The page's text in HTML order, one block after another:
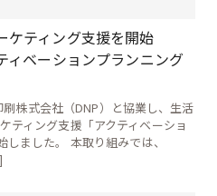
ケティング支援を開始
ベーションプランニング
株式会社（DNP）と協業し、生活
ティング支援「アクティベーショ
ました。 本取り組みでは、